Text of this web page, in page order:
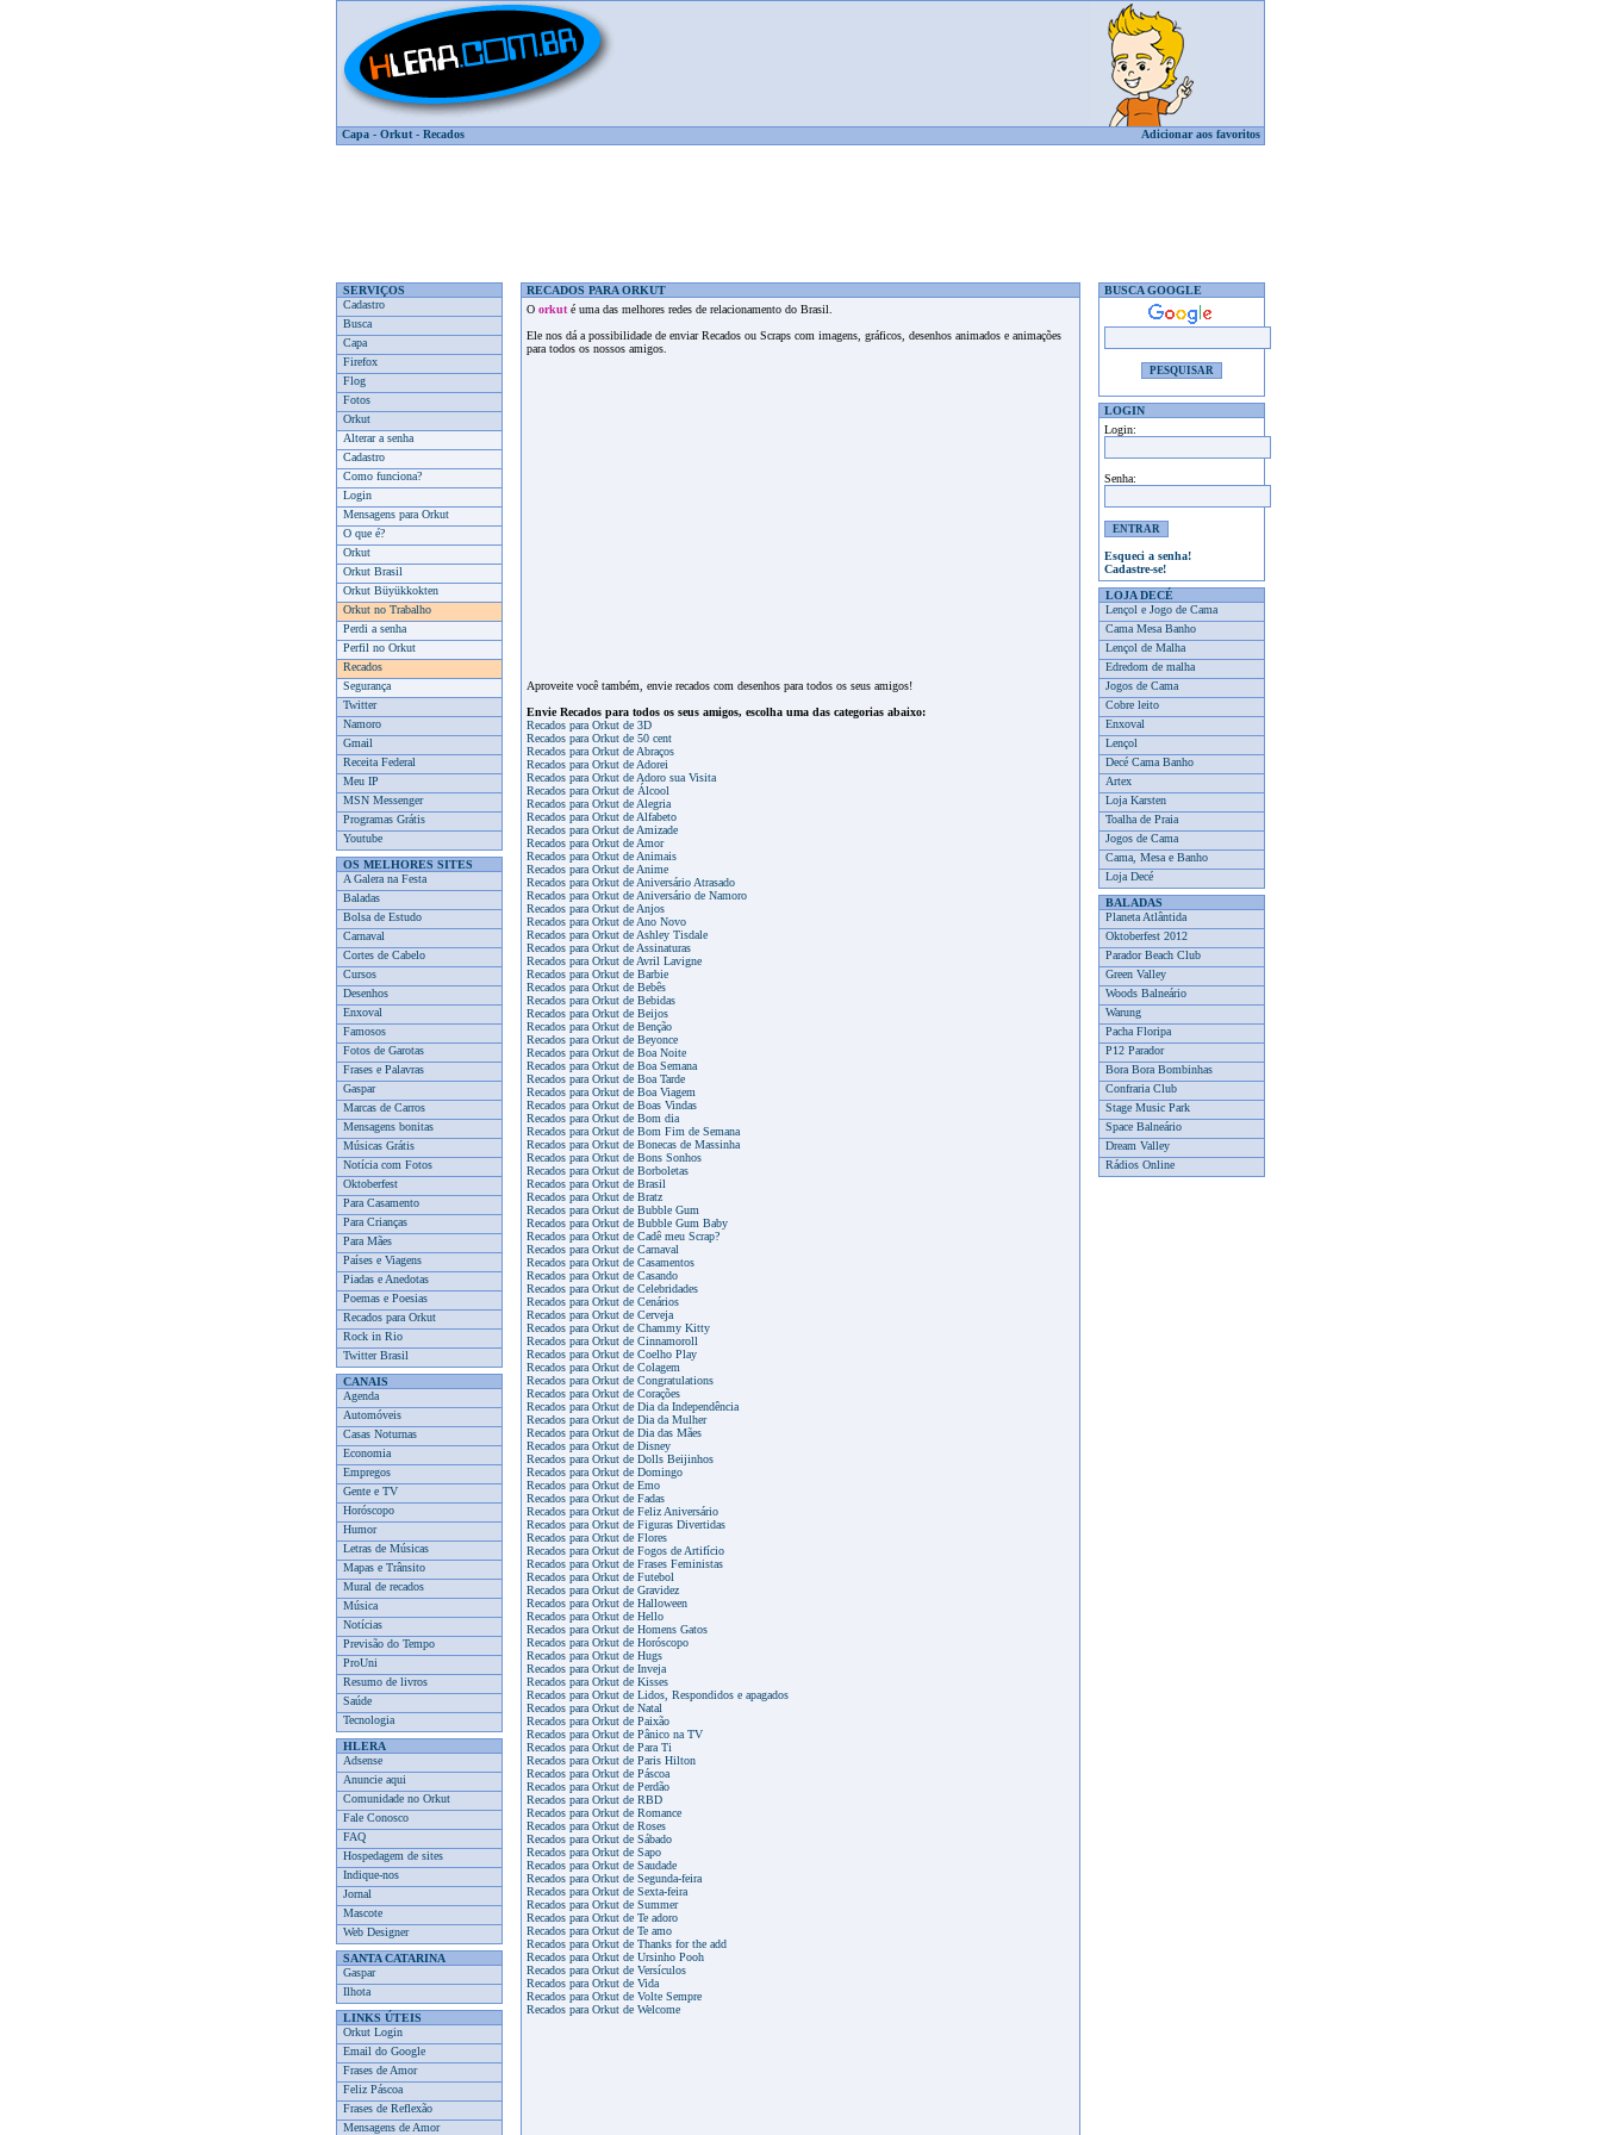
Capa - Orkut - Recados Adicionar aos favoritos
SERVIÇOS
Cadastro
Busca
Capa
Firefox
Flog
Fotos
Orkut
Alterar a senha
Cadastro
Como funciona?
Login
Mensagens para Orkut
O que é?
Orkut
Orkut Brasil
Orkut Büyükkokten
Orkut no Trabalho
Perdi a senha
Perfil no Orkut
Recados
Segurança
Twitter
Namoro
Gmail
Receita Federal
Meu IP
MSN Messenger
Programas Grátis
Youtube
OS MELHORES SITES
A Galera na Festa
Baladas
Bolsa de Estudo
Carnaval
Cortes de Cabelo
Cursos
Desenhos
Enxoval
Famosos
Fotos de Garotas
Frases e Palavras
Gaspar
Marcas de Carros
Mensagens bonitas
Músicas Grátis
Notícia com Fotos
Oktoberfest
Para Casamento
Para Crianças
Para Mães
Países e Viagens
Piadas e Anedotas
Poemas e Poesias
Recados para Orkut
Rock in Rio
Twitter Brasil
CANAIS
Agenda
Automóveis
Casas Noturnas
Economia
Empregos
Gente e TV
Horóscopo
Humor
Letras de Músicas
Mapas e Trânsito
Mural de recados
Música
Notícias
Previsão do Tempo
ProUni
Resumo de livros
Saúde
Tecnologia
HLERA
Adsense
Anuncie aqui
Comunidade no Orkut
Fale Conosco
FAQ
Hospedagem de sites
Indique-nos
Jornal
Mascote
Web Designer
SANTA CATARINA
Gaspar
Ilhota
LINKS ÚTEIS
Orkut Login
Email do Google
Frases de Amor
Feliz Páscoa
Frases de Reflexão
Mensagens de Amor
RECADOS PARA ORKUT
O orkut é uma das melhores redes de relacionamento do Brasil.
Ele nos dá a possibilidade de enviar Recados ou Scraps com imagens, gráficos, desenhos animados e animações
para todos os nossos amigos.
Aproveite você também, envie recados com desenhos para todos os seus amigos!
Envie Recados para todos os seus amigos, escolha uma das categorias abaixo:
Recados para Orkut de 3D
Recados para Orkut de 50 cent
Recados para Orkut de Abraços
Recados para Orkut de Adorei
Recados para Orkut de Adoro sua Visita
Recados para Orkut de Álcool
Recados para Orkut de Alegria
Recados para Orkut de Alfabeto
Recados para Orkut de Amizade
Recados para Orkut de Amor
Recados para Orkut de Animais
Recados para Orkut de Anime
Recados para Orkut de Aniversário Atrasado
Recados para Orkut de Aniversário de Namoro
Recados para Orkut de Anjos
Recados para Orkut de Ano Novo
Recados para Orkut de Ashley Tisdale
Recados para Orkut de Assinaturas
Recados para Orkut de Avril Lavigne
Recados para Orkut de Barbie
Recados para Orkut de Bebês
Recados para Orkut de Bebidas
Recados para Orkut de Beijos
Recados para Orkut de Benção
Recados para Orkut de Beyonce
Recados para Orkut de Boa Noite
Recados para Orkut de Boa Semana
Recados para Orkut de Boa Tarde
Recados para Orkut de Boa Viagem
Recados para Orkut de Boas Vindas
Recados para Orkut de Bom dia
Recados para Orkut de Bom Fim de Semana
Recados para Orkut de Bonecas de Massinha
Recados para Orkut de Bons Sonhos
Recados para Orkut de Borboletas
Recados para Orkut de Brasil
Recados para Orkut de Bratz
Recados para Orkut de Bubble Gum
Recados para Orkut de Bubble Gum Baby
Recados para Orkut de Cadê meu Scrap?
Recados para Orkut de Carnaval
Recados para Orkut de Casamentos
Recados para Orkut de Casando
Recados para Orkut de Celebridades
Recados para Orkut de Cenários
Recados para Orkut de Cerveja
Recados para Orkut de Chammy Kitty
Recados para Orkut de Cinnamoroll
Recados para Orkut de Coelho Play
Recados para Orkut de Colagem
Recados para Orkut de Congratulations
Recados para Orkut de Corações
Recados para Orkut de Dia da Independência
Recados para Orkut de Dia da Mulher
Recados para Orkut de Dia das Mães
Recados para Orkut de Disney
Recados para Orkut de Dolls Beijinhos
Recados para Orkut de Domingo
Recados para Orkut de Emo
Recados para Orkut de Fadas
Recados para Orkut de Feliz Aniversário
Recados para Orkut de Figuras Divertidas
Recados para Orkut de Flores
Recados para Orkut de Fogos de Artifício
Recados para Orkut de Frases Feministas
Recados para Orkut de Futebol
Recados para Orkut de Gravidez
Recados para Orkut de Halloween
Recados para Orkut de Hello
Recados para Orkut de Homens Gatos
Recados para Orkut de Horóscopo
Recados para Orkut de Hugs
Recados para Orkut de Inveja
Recados para Orkut de Kisses
Recados para Orkut de Lidos, Respondidos e apagados
Recados para Orkut de Natal
Recados para Orkut de Paixão
Recados para Orkut de Pânico na TV
Recados para Orkut de Para Ti
Recados para Orkut de Paris Hilton
Recados para Orkut de Páscoa
Recados para Orkut de Perdão
Recados para Orkut de RBD
Recados para Orkut de Romance
Recados para Orkut de Roses
Recados para Orkut de Sábado
Recados para Orkut de Sapo
Recados para Orkut de Saudade
Recados para Orkut de Segunda-feira
Recados para Orkut de Sexta-feira
Recados para Orkut de Summer
Recados para Orkut de Te adoro
Recados para Orkut de Te amo
Recados para Orkut de Thanks for the add
Recados para Orkut de Ursinho Pooh
Recados para Orkut de Versículos
Recados para Orkut de Vida
Recados para Orkut de Volte Sempre
Recados para Orkut de Welcome
BUSCA GOOGLE
LOGIN
Login:
Senha:
Esqueci a senha!
Cadastre-se!
LOJA DECÉ
Lençol e Jogo de Cama
Cama Mesa Banho
Lençol de Malha
Edredom de malha
Jogos de Cama
Cobre leito
Enxoval
Lençol
Decé Cama Banho
Artex
Loja Karsten
Toalha de Praia
Jogos de Cama
Cama, Mesa e Banho
Loja Decé
BALADAS
Planeta Atlântida
Oktoberfest 2012
Parador Beach Club
Green Valley
Woods Balneário
Warung
Pacha Floripa
P12 Parador
Bora Bora Bombinhas
Confraria Club
Stage Music Park
Space Balneário
Dream Valley
Rádios Online